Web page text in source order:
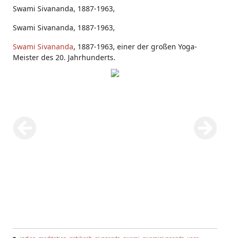
Swami Sivananda, 1887-1963,
Swami Sivananda, 1887-1963,
Swami Sivananda, 1887-1963, einer der großen Yoga-
Meister des 20. Jahrhunderts.